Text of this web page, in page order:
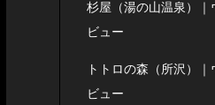
杉屋（湯の山温泉）｜
ビュー
トトロの森（所沢）
ビュー